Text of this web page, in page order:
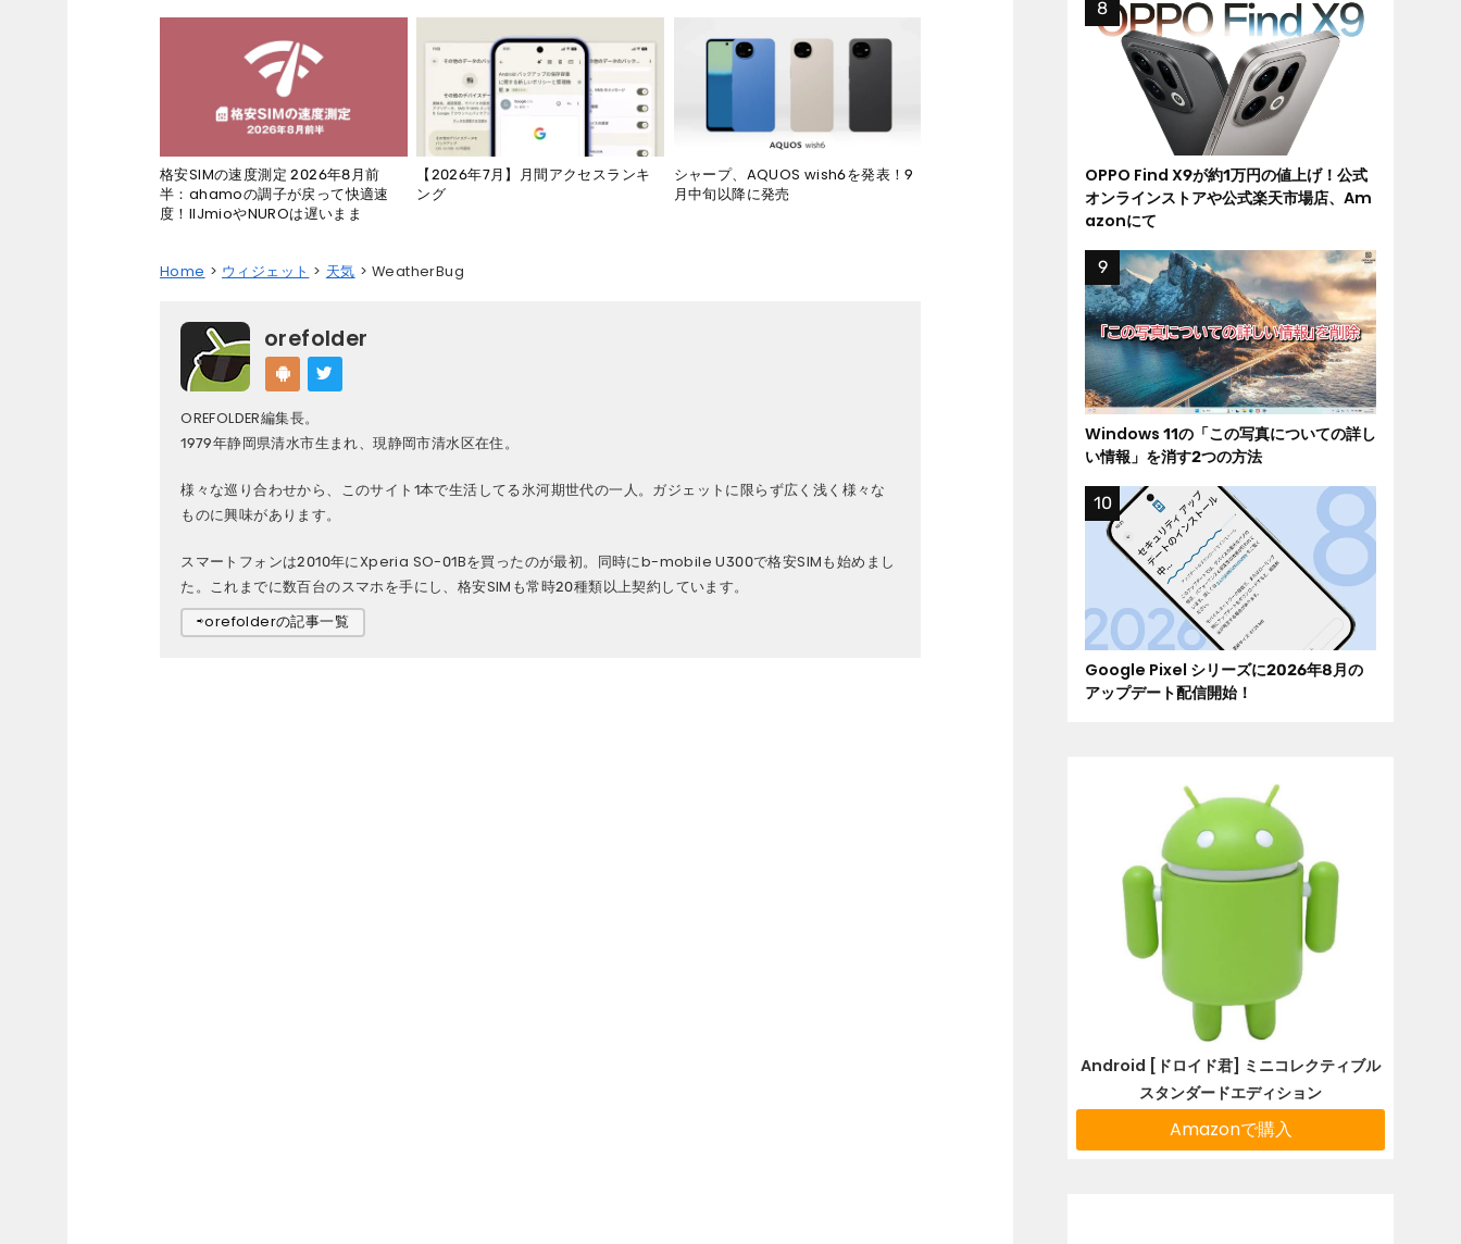
格安SIMの速度測定 2026年8月前
半：ahamoの調子が戻って快適速
度！IIJmioやNUROは遅いまま
【2026年7月】月間アクセスランキ
ング
シャープ、AQUOS wish6を発表！9
月中旬以降に発売
Home ウィジェット 天気 WeatherBug
orefolder
OREFOLDER編集長。
1979年静岡県清水市生まれ、現静岡市清水区在住。
様々な巡り合わせから、このサイト1本で生活してる氷河期世代の一人。ガジェットに限らず広く浅く様々な
ものに興味があります。
スマートフォンは2010年にXperia SO-01Bを買ったのが最初。同時にb-mobile U300で格安SIMも始めまし
た。これまでに数百台のスマホを手にし、格安SIMも常時20種類以上契約しています。
⇨orefolderの記事一覧
OPPO Find X9が約1万円の値上げ！公式
オンラインストアや公式楽天市場店、Am
azonにて
Windows 11の「この写真についての詳し
い情報」を消す2つの方法
Google Pixel シリーズに2026年8月の
アップデート配信開始！
Android [ドロイド君] ミニコレクティブル
スタンダードエディション
Amazonで購入